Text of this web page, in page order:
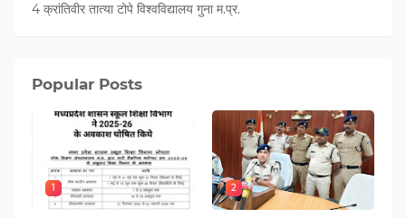
4 क्रांतिवीर तात्या टोपे विश्वविद्यालय गुना म.प्र.
Popular Posts
1 2